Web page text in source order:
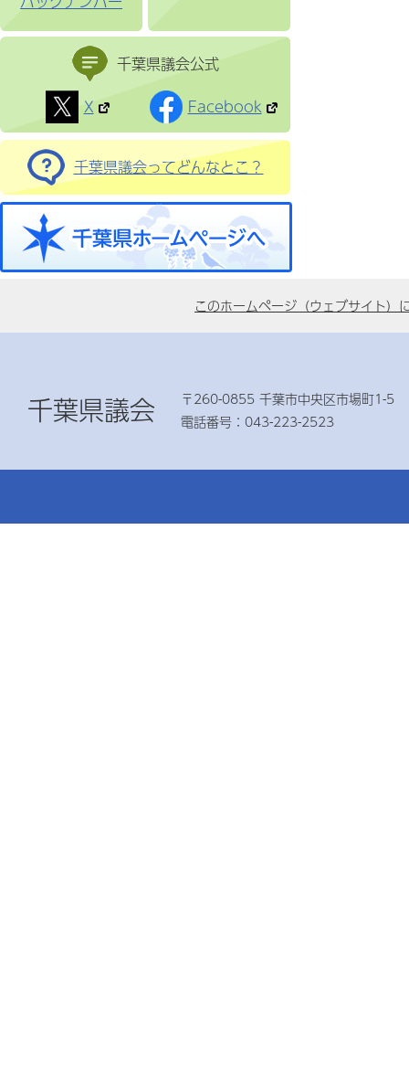
千葉県議会公式
X
Facebook
千葉県議会ってどんなとこ？
このホームページ（ウェブサイト）
千葉県議会
〒260-0855 千葉市中央区市場町1-5
電話番号：043-223-2523